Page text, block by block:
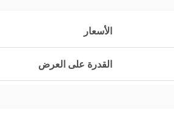
الأسعار
القدرة على العرض